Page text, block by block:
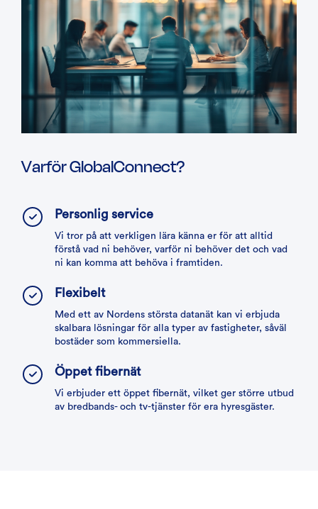
Varför GlobalConnect?
Personlig service
Vi tror på att verkligen lära känna er för att alltid
förstå vad ni behöver, varför ni behöver det och vad
ni kan komma att behöva i framtiden.
Flexibelt
Med ett av Nordens största datanät kan vi erbjuda
skalbara lösningar för alla typer av fastigheter, såväl
bostäder som kommersiella.
Öppet fibernät
Vi erbjuder ett öppet fibernät, vilket ger större utbud
av bredbands- och tv-tjänster för era hyresgäster.